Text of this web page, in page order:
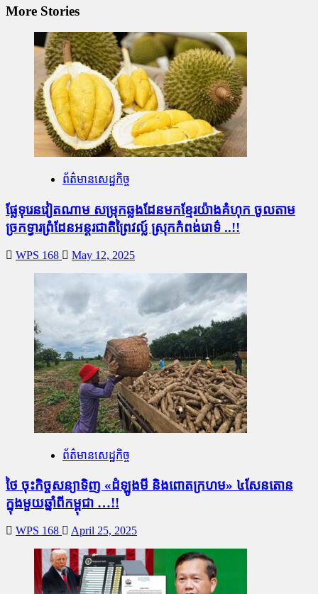
More Stories
ព័ត៌មានសេដ្ឋកិច្ច
ផ្លែ​ទុរេន​វៀតណាម សម្រុក​ឆ្លង​ដែន​មក​ខ្មែរ​យ៉ាង​គំហុក ចូល​តាម​
ច្រក​ទ្វារ​ព្រំដែន​អន្តរជាតិព្រៃ​វ​ល្ល៍ ស្រុក​កំពង់​រោ​ទ៌ ..!!
WPS 168 May 12, 2025
ព័ត៌មានសេដ្ឋកិច្ច
ថៃ ចុះកិច្ចសន្យាទិញ «ដំឡូងមី និងពោតក្រហម» ៤សែនតោន
ក្នុងមួយឆ្នាំពីកម្ពុជា …!!
WPS 168 April 25, 2025